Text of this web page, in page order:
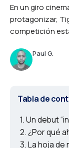
En un giro
protagonizar,
competición
Paul G.
Tabla de
Un debut
¿Por qué
La hoja de